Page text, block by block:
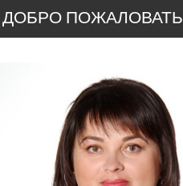
ДОБРО ПОЖАЛОВАТЬ